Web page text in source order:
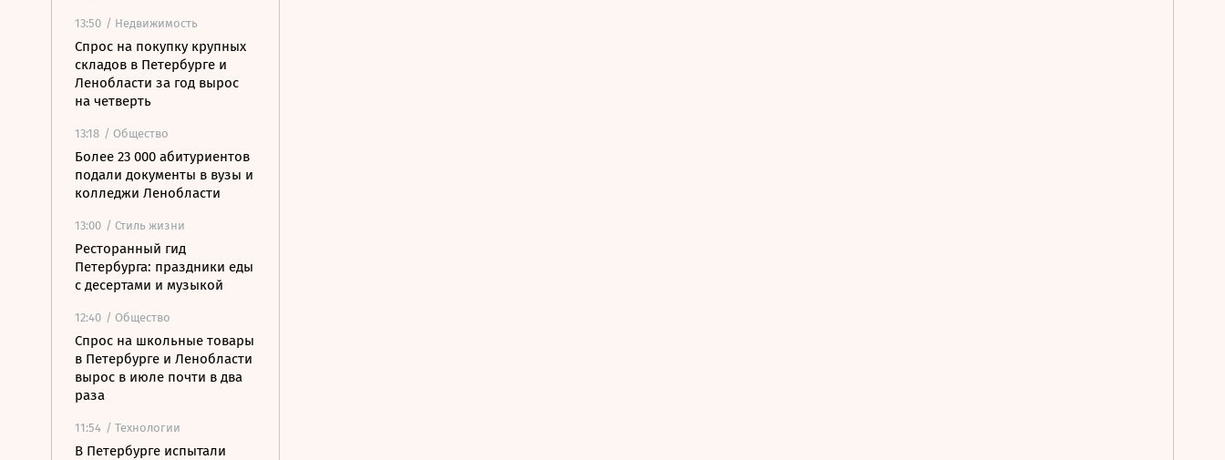
13:50 / Недвижимость
Спрос на покупку крупных
складов в Петербурге и
Ленобласти за год вырос
на четверть
13:18 / Общество
Более 23 000 абитуриентов
подали документы в вузы и
колледжи Ленобласти
13:00 / Стиль жизни
Ресторанный гид
Петербурга: праздники еды
с десертами и музыкой
12:40 / Общество
Спрос на школьные товары
в Петербурге и Ленобласти
вырос в июле почти в два
раза
11:54 / Технологии
В Петербурге испытали